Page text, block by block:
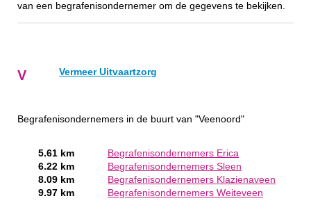
van een begrafenisondernemer om de gegevens te bekijken.
V Vermeer Uitvaartzorg
Begrafenisondernemers in de buurt van "Veenoord"
5.61 km
Begrafenisondernemers Erica
6.22 km
Begrafenisondernemers Sleen
8.09 km
Begrafenisondernemers Klazienaveen
9.97 km
Begrafenisondernemers Weiteveen